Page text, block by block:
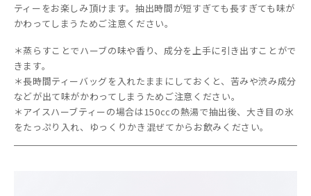
ティーをお楽しみ頂けます。抽出時間が短すぎても長すぎても味が
かわってしまうためご注意ください。
＊蒸らすことでハーブの味や香り、成分を上手に引き出すことがで
きます。
＊長時間ティーバッグを入れたままにしておくと、苦みや渋み成分
などが出て味がかわってしまうためご注意ください。
＊アイスハーブティーの場合は150ccの熱湯で抽出後、大き目の氷
をたっぷり入れ、ゆっくりかき混ぜてからお飲みください。